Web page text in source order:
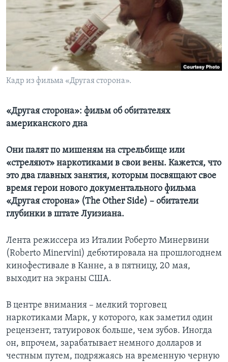
Learning English
СОЦИАЛЬНЫЕ СЕТИ
Кадр из фильма «Другая сторона».
«Другая сторона»: фильм об обитателях
американского дна
Они палят по мишеням на стрельбище или
«стреляют» наркотиками в свои вены. Кажется, что
это два главных занятия, которым посвящают свое
время герои нового документального фильма
«Другая сторона» (The Other Side) – обитатели
глубинки в штате Луизиана.
Лента режиссера из Италии Роберто Минервини
(Roberto Minervini) дебютировала на прошлогоднем
кинофестивале в Канне, а в пятницу, 20 мая,
выходит на экраны США.
В центре внимания – мелкий торговец
наркотиками Марк, у которого, как заметил один
рецензент, татуировок больше, чем зубов. Иногда
он, впрочем, зарабатывает немного долларов и
честным путем, подряжаясь на временную черную